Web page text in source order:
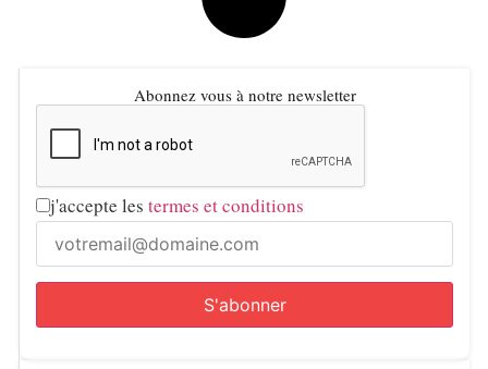
Abonnez vous à notre newsletter
j'accepte les termes et conditions